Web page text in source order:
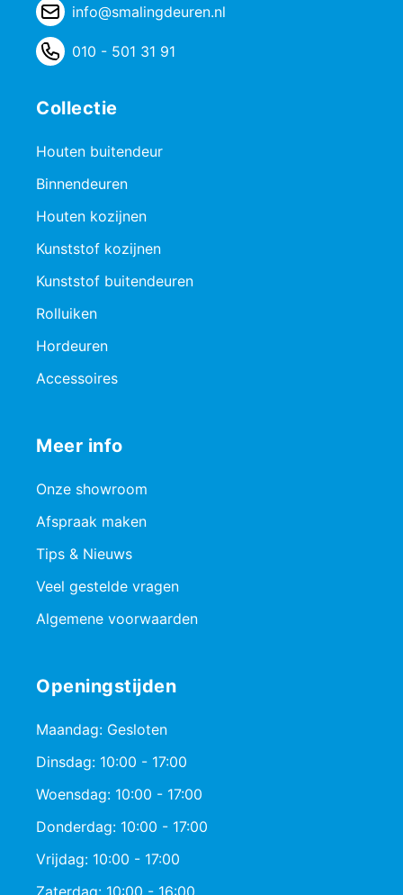
info@smalingdeuren.nl
010 - 501 31 91
Collectie
Houten buitendeur
Binnendeuren
Houten kozijnen
Kunststof kozijnen
Kunststof buitendeuren
Rolluiken
Hordeuren
Accessoires
Meer info
Onze showroom
Afspraak maken
Tips & Nieuws
Veel gestelde vragen
Algemene voorwaarden
Openingstijden
Maandag: Gesloten
Dinsdag: 10:00 - 17:00
Woensdag: 10:00 - 17:00
Donderdag: 10:00 - 17:00
Vrijdag: 10:00 - 17:00